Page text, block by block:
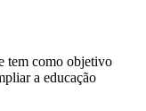
tem como objetivo
a educação